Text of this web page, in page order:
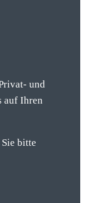
und
auf Ihren
bitte